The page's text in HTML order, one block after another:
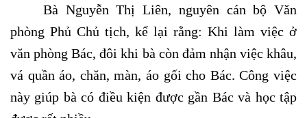
Bà Nguyễn Thị Liên, nguyên cán bộ Văn
phòng Phủ Chủ tịch, kể lại rằng: Khi làm việc ở
văn phòng Bác, đôi khi bà còn đảm nhận việc khâu,
vá quần áo, chăn, màn, áo gối cho Bác. Công việc
này giúp bà có điều kiện được gần Bác và học tập